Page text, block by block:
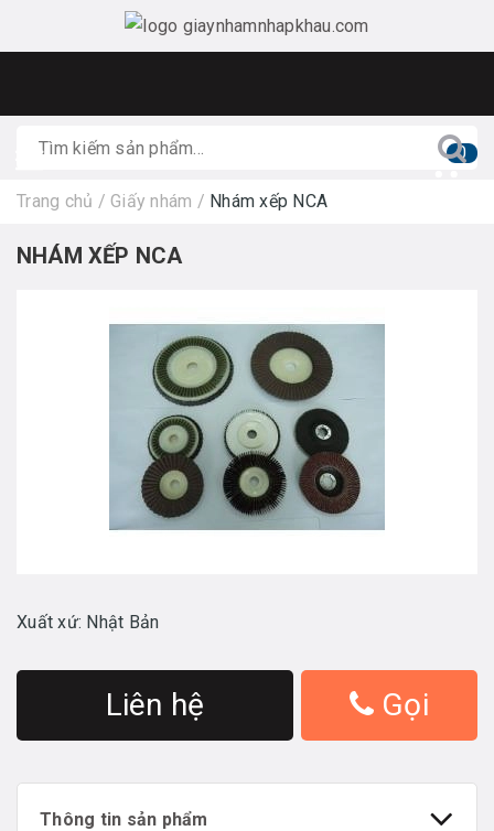
0
Trang chủ / Giấy nhám / Nhám xếp NCA
NHÁM XẾP NCA
Xuất xứ: Nhật Bản
Liên hệ Gọi
Thông tin sản phẩm